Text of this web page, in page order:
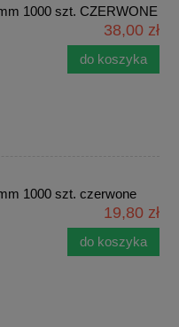
1000 szt. CZERWONE
38,00 zł
do koszyka
1000 szt. czerwone
19,80 zł
do koszyka